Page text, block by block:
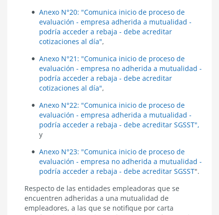
Anexo N°20: "Comunica inicio de proceso de
evaluación - empresa adherida a mutualidad -
podría acceder a rebaja - debe acreditar
cotizaciones al día",
Anexo N°21: "Comunica inicio de proceso de
evaluación - empresa no adherida a mutualidad -
podría acceder a rebaja - debe acreditar
cotizaciones al día",
Anexo N°22: "Comunica inicio de proceso de
evaluación - empresa adherida a mutualidad -
podría acceder a rebaja - debe acreditar SGSST",
y
Anexo N°23: "Comunica inicio de proceso de
evaluación - empresa no adherida a mutualidad -
podría acceder a rebaja - debe acreditar SGSST".
Respecto de las entidades empleadoras que se
encuentren adheridas a una mutualidad de
empleadores, a las que se notifique por carta